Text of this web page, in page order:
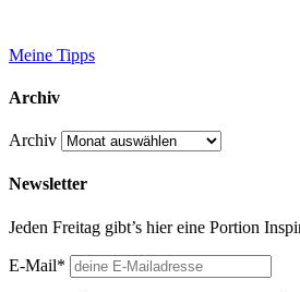
Meine Tipps
Archiv
Archiv
Newsletter
Jeden Freitag gibt’s hier eine Portion
E-Mail*